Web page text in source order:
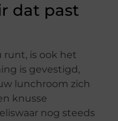
dat past
runt, is ook het
is gevestigd,
lunchroom zich
knusse
nog steeds